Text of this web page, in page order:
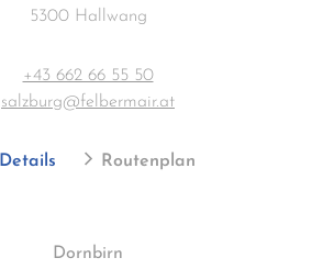
5300 Hallwang
+43 662 66 55 50
salzburg@felbermair.at
Details Routenplan
Dornbirn